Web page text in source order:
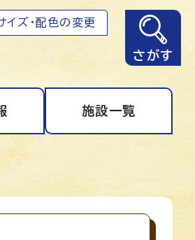
イズ・配色の変更
さがす
施設一覧